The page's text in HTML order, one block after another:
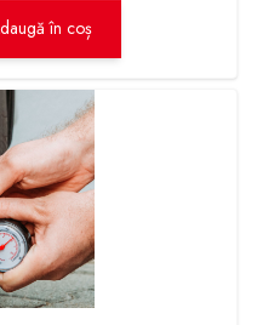
în coș